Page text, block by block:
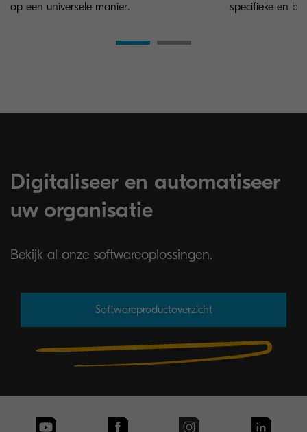
op een universele manier.
specifieke en
Digitaliseer en automatiseer
uw organisatie
Bekijk al onze softwareoplossingen.
Softwareproductoverzicht